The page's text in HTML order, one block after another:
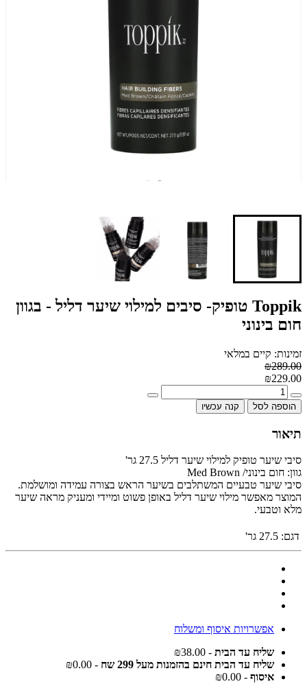
Toppik טופיק- סיבים למילוי שיער דליל - בגוון
חום בינוני
זמינות: קיים במלאי
₪289.00
₪229.00
הוספה לסל קנה עכשיו
תיאור
סיבי שיער טופיק למילוי שיער דליל 27.5 גר'
גוון: חום בינוני/ Med Brown
סיבי שיער טבעיים המשתלבים בשיער הראש בצורה עמידה ומושלמת.
המוצר מאפשר מילוי שיער דליל באופן פשוט ומיידי ומעניק מראה שיער
מלא וטבעי.
דגם: 27.5 גר'
אפשרויות איסוף ומשלוח
שליח עד הבית - ₪38.00
שליח עד הבית חינם בהזמנות מעל 299 שח
- ₪0.00
איסוף - ₪0.00